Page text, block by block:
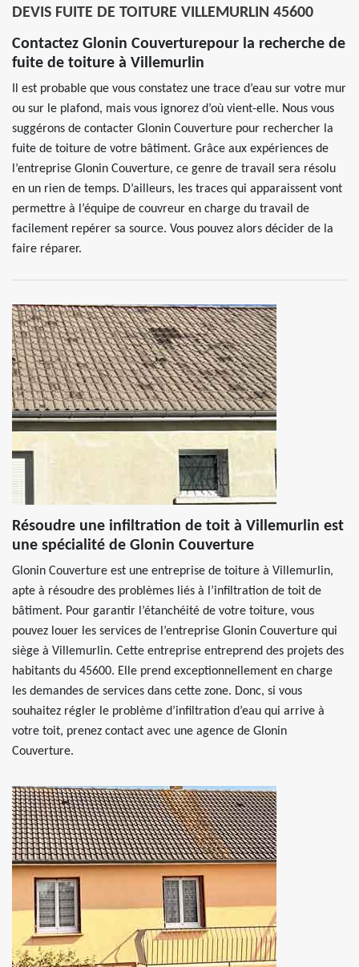
DEVIS FUITE DE TOITURE VILLEMURLIN 45600
Contactez Glonin Couverturepour la recherche de
fuite de toiture à Villemurlin
Il est probable que vous constatez une trace d’eau sur votre mur
ou sur le plafond, mais vous ignorez d’où vient-elle. Nous vous
suggérons de contacter Glonin Couverture pour rechercher la
fuite de toiture de votre bâtiment. Grâce aux expériences de
l’entreprise Glonin Couverture, ce genre de travail sera résolu
en un rien de temps. D’ailleurs, les traces qui apparaissent vont
permettre à l’équipe de couvreur en charge du travail de
facilement repérer sa source. Vous pouvez alors décider de la
faire réparer.
Résoudre une infiltration de toit à Villemurlin est
une spécialité de Glonin Couverture
Glonin Couverture est une entreprise de toiture à Villemurlin,
apte à résoudre des problèmes liés à l’infiltration de toit de
bâtiment. Pour garantir l’étanchéité de votre toiture, vous
pouvez louer les services de l’entreprise Glonin Couverture qui
siège à Villemurlin. Cette entreprise entreprend des projets des
habitants du 45600. Elle prend exceptionnellement en charge
les demandes de services dans cette zone. Donc, si vous
souhaitez régler le problème d’infiltration d’eau qui arrive à
votre toit, prenez contact avec une agence de Glonin
Couverture.